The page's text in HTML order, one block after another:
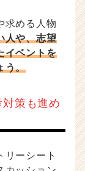
求める人物
人や、志望
イベントを
う。
策も進め
リーシート